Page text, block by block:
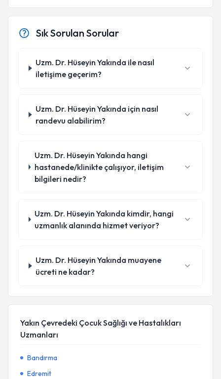
Sık Sorulan Sorular
Uzm. Dr. Hüseyin Yakında ile nasıl
iletişime geçerim?
Uzm. Dr. Hüseyin Yakında için nasıl
randevu alabilirim?
Uzm. Dr. Hüseyin Yakında hangi
hastanede/klinikte çalışıyor, iletişim
bilgileri nedir?
Uzm. Dr. Hüseyin Yakında kimdir, hangi
uzmanlık alanında hizmet veriyor?
Uzm. Dr. Hüseyin Yakında muayene
ücreti ne kadar?
Yakın Çevredeki Çocuk Sağlığı ve Hastalıkları
Uzmanları
Bandırma
Edremit